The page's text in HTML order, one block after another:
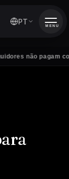
pagam contas —
PT MENU